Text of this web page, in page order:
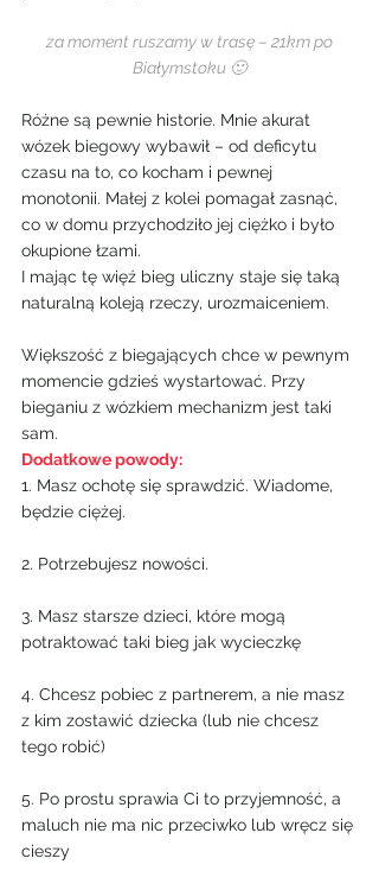
za moment ruszamy w trasę – 21km po
Białymstoku 🙂
Różne są pewnie historie. Mnie akurat
wózek biegowy wybawił – od deficytu
czasu na to, co kocham i pewnej
monotonii. Małej z kolei pomagał zasnąć,
co w domu przychodziło jej ciężko i było
okupione łzami.
I mając tę więź bieg uliczny staje się taką
naturalną koleją rzeczy, urozmaiceniem.
Większość z biegających chce w pewnym
momencie gdzieś wystartować. Przy
bieganiu z wózkiem mechanizm jest taki
sam.
Dodatkowe powody:
1. Masz ochotę się sprawdzić. Wiadome,
będzie ciężej.
2. Potrzebujesz nowości.
3. Masz starsze dzieci, które mogą
potraktować taki bieg jak wycieczkę
4. Chcesz pobiec z partnerem, a nie masz
z kim zostawić dziecka (lub nie chcesz
tego robić)
5. Po prostu sprawia Ci to przyjemność, a
maluch nie ma nic przeciwko lub wręcz się
cieszy